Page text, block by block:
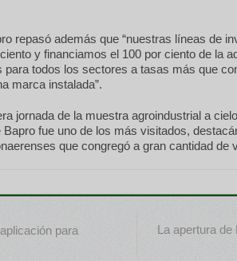
repasó además que “nuestras líneas de
y financiamos el 100 por ciento de la
para todos los sectores a tasas más que
marca instalada”.
jornada de la muestra agroindustrial a
Bapro fue uno de los más visitados,
que congregó a gran cantidad de
para
La apertura de